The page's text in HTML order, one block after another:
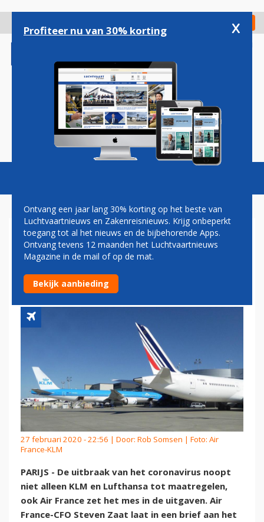
gaan
Check in
Magazine Podcasts Vacatures
OOK AIR FRANCE ROEPT OP
TOT BEZUINIGEN OM
CORONAVIRUS
27 februari 2020 - 22:56 | Door: Rob Somsen | Foto: Air
France-KLM
PARIJS - De uitbraak van het coronavirus noopt
niet alleen KLM en Lufthansa tot maatregelen,
ook Air France zet het mes in de uitgaven. Air
France-CFO Steven Zaat laat in een brief aan het
Profiteer nu van 30% korting x
Ontvang een jaar lang 30% korting op het beste van
Luchtvaartnieuws en Zakenreisnieuws. Krijg onbeperkt
toegang tot al het nieuws en de bijbehorende Apps.
Ontvang tevens 12 maanden het Luchtvaartnieuws
Magazine in de mail of op de mat.
Bekijk aanbieding